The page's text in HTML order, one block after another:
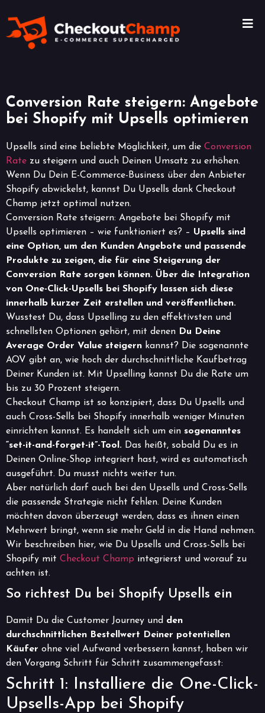
Conversion Rate steigern: Angebote
bei Shopify mit Upsells optimieren
Upsells sind eine beliebte Möglichkeit, um die Conversion
Rate zu steigern und auch Deinen Umsatz zu erhöhen.
Wenn Du Dein E-Commerce-Business über den Anbieter
Shopify abwickelst, kannst Du Upsells dank Checkout
Champ jetzt optimal nutzen.
Conversion Rate steigern: Angebote bei Shopify mit
Upsells optimieren – wie funktioniert es? – Upsells sind
eine Option, um den Kunden Angebote und passende
Produkte zu zeigen, die für eine Steigerung der
Conversion Rate sorgen können. Über die Integration
von One-Click-Upsells bei Shopify lassen sich diese
innerhalb kurzer Zeit erstellen und veröffentlichen.
Wusstest Du, dass Upselling zu den effektivsten und
schnellsten Optionen gehört, mit denen Du Deine
Average Order Value steigern kannst? Die sogenannte
AOV gibt an, wie hoch der durchschnittliche Kaufbetrag
Deiner Kunden ist. Mit Upselling kannst Du die Rate um
bis zu 30 Prozent steigern.
Checkout Champ ist so konzipiert, dass Du Upsells und
auch Cross-Sells bei Shopify innerhalb weniger Minuten
einrichten kannst. Es handelt sich um ein sogenanntes
“set-it-and-forget-it”-Tool. Das heißt, sobald Du es in
Deinen Online-Shop integriert hast, wird es automatisch
ausgeführt. Du musst nichts weiter tun.
Aber natürlich darf auch bei den Upsells und Cross-Sells
die passende Strategie nicht fehlen. Deine Kunden
möchten davon überzeugt werden, dass es ihnen einen
Mehrwert bringt, wenn sie mehr Geld in die Hand nehmen.
Wir beschreiben hier, wie Du Upsells und Cross-Sells bei
Shopify mit Checkout Champ integrierst und worauf zu
achten ist.
So richtest Du bei Shopify Upsells ein
Damit Du die Customer Journey und den
durchschnittlichen Bestellwert Deiner potentiellen
Käufer ohne viel Aufwand verbessern kannst, haben wir
den Vorgang Schritt für Schritt zusammengefasst:
Schritt 1: Installiere die One-Click-
Upsells-App bei Shopify